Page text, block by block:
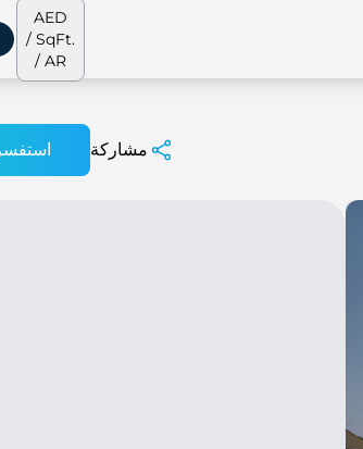
الشقق
AED
/ SqFt.
/ AR
مشاركة